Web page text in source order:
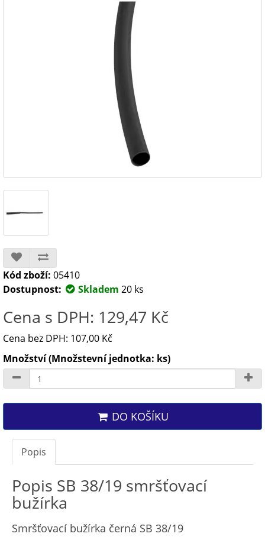
Kód zboží: 05410
Dostupnost:
Skladem 20 ks
Cena s DPH: 129,47 Kč
Cena bez DPH: 107,00 Kč
Množství (Množstevní jednotka: ks)
DO KOŠÍKU
Popis
Popis SB 38/19 smršťovací
bužírka
Smršťovací bužírka černá SB 38/19